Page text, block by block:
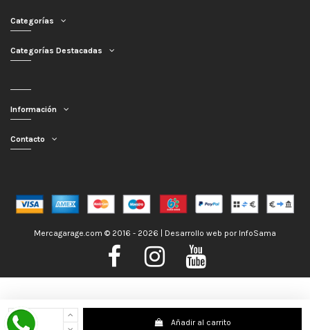
Nos encontramos de Vacaciones, no obstante los pedidos hechos se
despacharán con normalidad; usted puede hacer su pedido y le será enviado en
Añadir al carrito
Categorías
Categorías Destacadas
Información
Contacto
Mercagarage.com © 2016 - 2026 | Desarrollo web por InfoSama